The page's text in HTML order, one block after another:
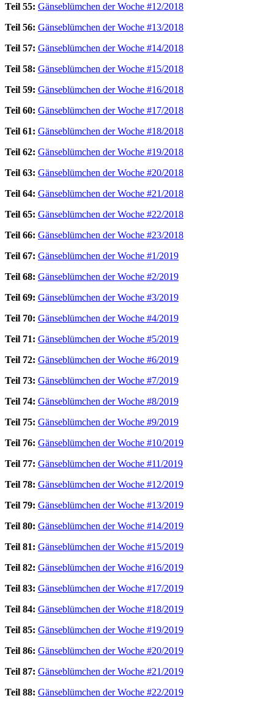
Teil 55: Gänseblümchen der Woche #12/2018
Teil 56: Gänseblümchen der Woche #13/2018
Teil 57: Gänseblümchen der Woche #14/2018
Teil 58: Gänseblümchen der Woche #15/2018
Teil 59: Gänseblümchen der Woche #16/2018
Teil 60: Gänseblümchen der Woche #17/2018
Teil 61: Gänseblümchen der Woche #18/2018
Teil 62: Gänseblümchen der Woche #19/2018
Teil 63: Gänseblümchen der Woche #20/2018
Teil 64: Gänseblümchen der Woche #21/2018
Teil 65: Gänseblümchen der Woche #22/2018
Teil 66: Gänseblümchen der Woche #23/2018
Teil 67: Gänseblümchen der Woche #1/2019
Teil 68: Gänseblümchen der Woche #2/2019
Teil 69: Gänseblümchen der Woche #3/2019
Teil 70: Gänseblümchen der Woche #4/2019
Teil 71: Gänseblümchen der Woche #5/2019
Teil 72: Gänseblümchen der Woche #6/2019
Teil 73: Gänseblümchen der Woche #7/2019
Teil 74: Gänseblümchen der Woche #8/2019
Teil 75: Gänseblümchen der Woche #9/2019
Teil 76: Gänseblümchen der Woche #10/2019
Teil 77: Gänseblümchen der Woche #11/2019
Teil 78: Gänseblümchen der Woche #12/2019
Teil 79: Gänseblümchen der Woche #13/2019
Teil 80: Gänseblümchen der Woche #14/2019
Teil 81: Gänseblümchen der Woche #15/2019
Teil 82: Gänseblümchen der Woche #16/2019
Teil 83: Gänseblümchen der Woche #17/2019
Teil 84: Gänseblümchen der Woche #18/2019
Teil 85: Gänseblümchen der Woche #19/2019
Teil 86: Gänseblümchen der Woche #20/2019
Teil 87: Gänseblümchen der Woche #21/2019
Teil 88: Gänseblümchen der Woche #22/2019